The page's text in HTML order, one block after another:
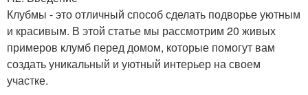
Клубмы - это отличный способ сделать подворье уютным
и красивым. В этой статье мы рассмотрим 20 живых
примеров клумб перед домом, которые помогут вам
создать уникальный и уютный интерьер на своем
участке.